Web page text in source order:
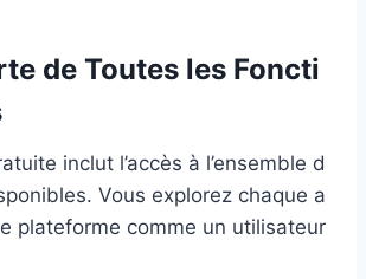
de Toutes les Foncti
inclut l’accès à l’ensemble d
Vous explorez chaque a
plateforme comme un utilisateur